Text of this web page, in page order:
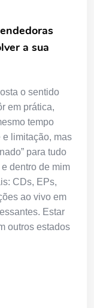
a sua
o sentido
em prática,
tempo
limitação, mas
para tudo
dentro de mim
CDs, EPs,
ao vivo em
Estar
outros estados